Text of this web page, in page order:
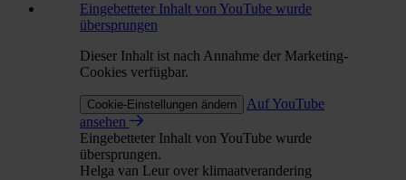
Eingebetteter Inhalt von YouTube wurde
übersprungen
Dieser Inhalt ist nach Annahme der Marketing-
Cookies verfügbar.
Cookie-Einstellungen ändern
Auf YouTube
ansehen
Eingebetteter Inhalt von YouTube wurde
übersprungen.
Helga van Leur over klimaatverandering